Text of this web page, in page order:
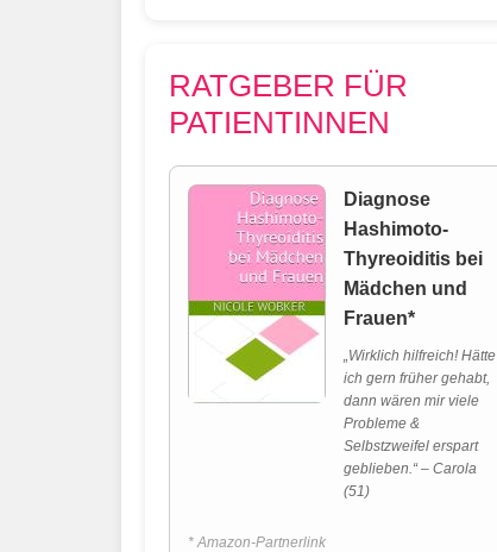
RATGEBER FÜR
PATIENTINNEN
Diagnose
Hashimoto-
Thyreoiditis bei
Mädchen und
Frauen*
„Wirklich hilfreich! Hätte
ich gern früher gehabt,
dann wären mir viele
Probleme &
Selbstzweifel erspart
geblieben.“ – Carola
(51)
* Amazon-Partnerlink